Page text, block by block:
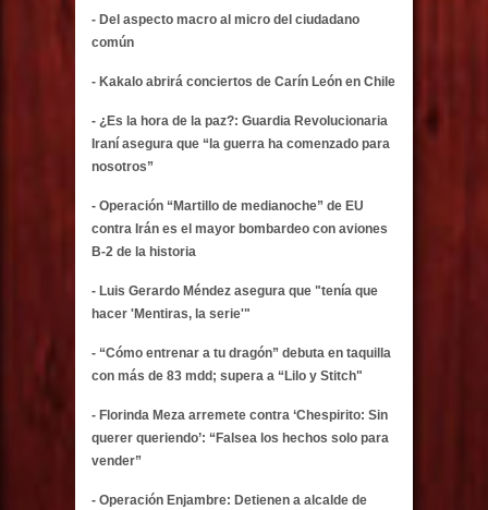
- Del aspecto macro al micro del ciudadano
común
- Kakalo abrirá conciertos de Carín León en Chile
- ¿Es la hora de la paz?: Guardia Revolucionaria
Iraní asegura que “la guerra ha comenzado para
nosotros”
- Operación “Martillo de medianoche” de EU
contra Irán es el mayor bombardeo con aviones
B-2 de la historia
- Luis Gerardo Méndez asegura que "tenía que
hacer 'Mentiras, la serie'"
- “Cómo entrenar a tu dragón” debuta en taquilla
con más de 83 mdd; supera a “Lilo y Stitch"
- Florinda Meza arremete contra ‘Chespirito: Sin
querer queriendo’: “Falsea los hechos solo para
vender”
- Operación Enjambre: Detienen a alcalde de